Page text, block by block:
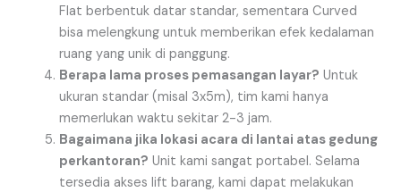
Flat berbentuk datar standar, sementara Curved
bisa melengkung untuk memberikan efek kedalaman
ruang yang unik di panggung.
Berapa lama proses pemasangan layar? Untuk
ukuran standar (misal 3x5m), tim kami hanya
memerlukan waktu sekitar 2-3 jam.
Bagaimana jika lokasi acara di lantai atas gedung
perkantoran? Unit kami sangat portabel. Selama
tersedia akses lift barang, kami dapat melakukan